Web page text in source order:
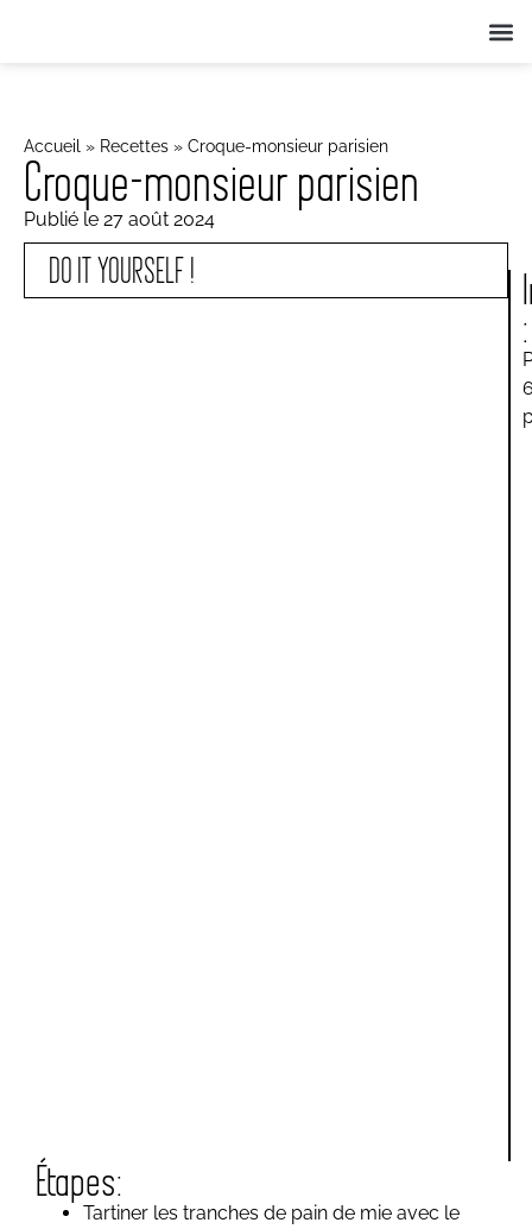
Accueil » Recettes » Croque-monsieur parisien
Croque-monsieur parisien
Publié le 27 août 2024
:
DO IT YOURSELF !
Étapes:
Tartiner les tranches de pain de mie avec le